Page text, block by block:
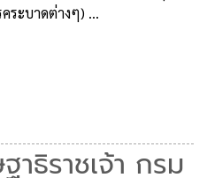
ระบาดต่างๆ) ...
าธิราชเจ้า กรม